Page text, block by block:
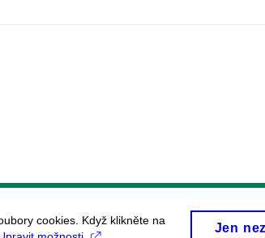
cookies. Když klikněte na
Jen